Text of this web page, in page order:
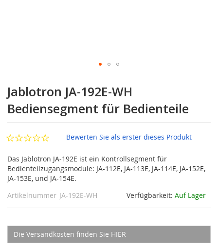
Anfang
der
Bildgalerie
springen
Jablotron JA-192E-WH
Bediensegment für Bedienteile
Bewerten Sie als erster dieses Produkt
Das Jablotron JA-192E ist ein Kontrollsegment für
Bedienteilzugangsmodule: JA-112E, JA-113E, JA-114E, JA-152E,
JA-153E, und JA-154E.
Verfügbarkeit: Auf Lager
Artikelnummer JA-192E-WH
Die Versandkosten finden Sie HIER